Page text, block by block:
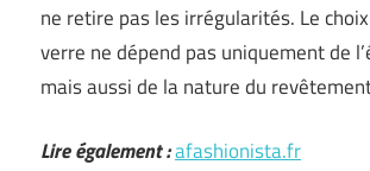
ne retire pas les irrégularités. Le
verre ne dépend pas uniquement de
mais aussi de la nature du
Lire également :afashionista.fr